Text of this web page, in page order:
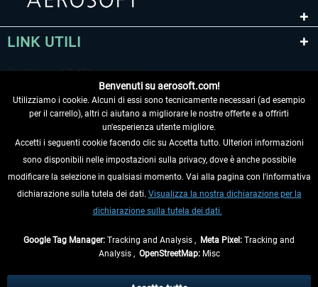
LINK UTILI
RECEDERE DAL CONTRATTO
INFORMAZIONI
Benvenuti su aerosoft.com!
Utilizziamo i cookie. Alcuni di essi sono tecnicamente necessari (ad esempio
per il carrello), altri ci aiutano a migliorare le nostre offerte e a offrirti
un'esperienza utente migliore.
Accetti i seguenti cookie facendo clic su Accetta tutto. Ulteriori informazioni
sono disponibili nelle impostazioni sulla privacy, dove è anche possibile
modificare la selezione in qualsiasi momento. Vai alla pagina con l'informativa
dichiarazione sulla tutela dei dati. Visualizza la nostra dichiarazione per la
dichiarazione sulla tutela dei dati.
Google Tag Manager: Tracking and Analysis , Meta Pixel: Tracking and
Analysis , OpenStreetMap:Misc